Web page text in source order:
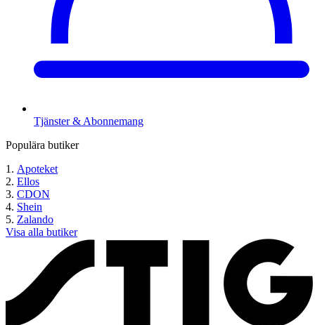
Tjänster & Abonnemang
Populära butiker
Apoteket
Ellos
CDON
Shein
Zalando
Visa alla butiker